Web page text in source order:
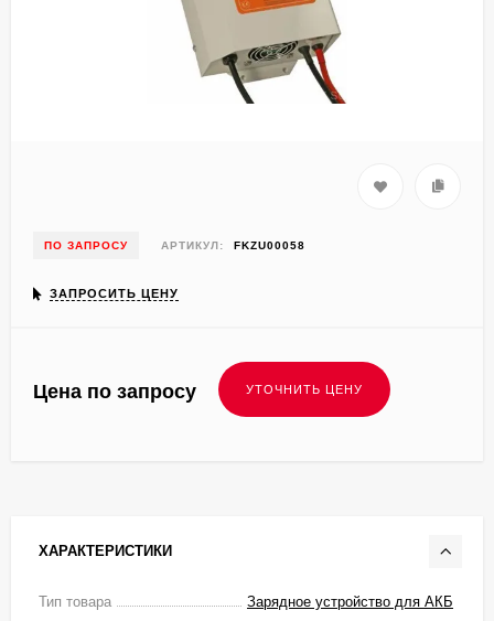
ПО ЗАПРОСУ АРТИКУЛ: FKZU00058
ЗАПРОСИТЬ ЦЕНУ
Цена по запросу
ХАРАКТЕРИСТИКИ
Тип товара
Зарядное устройство для АКБ